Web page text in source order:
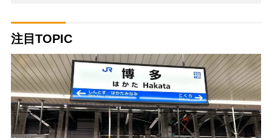
注目TOPIC